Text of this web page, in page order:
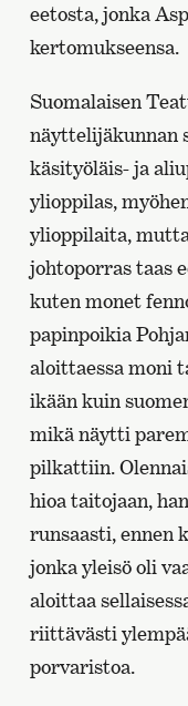
eetosta, jonka
kertomukseensa.
Suomalaisen
näyttelijäkunnan
käsityöläis- ja
ylioppilas,
ylioppilaita,
johtoporras taas
kuten monet
papinpoikia
aloittaessa moni
ikään kuin
mikä näytti
pilkattiin.
hioa taitojaan,
runsaasti, ennen
jonka yleisö oli
aloittaa
riittävästi
porvaristoa.